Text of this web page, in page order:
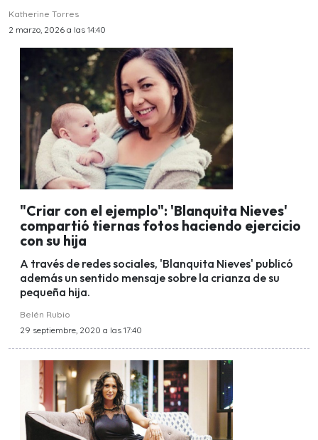
Katherine Torres
2 marzo, 2026 a las 14:40
"Criar con el ejemplo": 'Blanquita Nieves'
compartió tiernas fotos haciendo ejercicio
con su hija
A través de redes sociales, 'Blanquita Nieves' publicó
además un sentido mensaje sobre la crianza de su
pequeña hija.
Belén Rubio
29 septiembre, 2020 a las 17:40